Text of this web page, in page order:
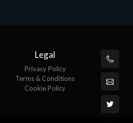
Legal
Privacy Policy
Terms & Conditions
Cookie Policy